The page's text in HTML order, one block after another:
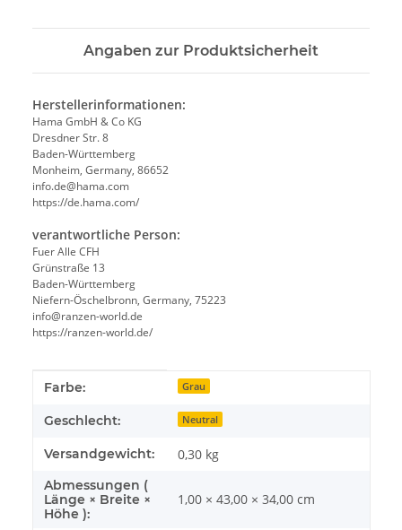
Angaben zur Produktsicherheit
Herstellerinformationen:
Hama GmbH & Co KG
Dresdner Str. 8
Baden-Württemberg
Monheim, Germany, 86652
info.de@hama.com
https://de.hama.com/
verantwortliche Person:
Fuer Alle CFH
Grünstraße 13
Baden-Württemberg
Niefern-Öschelbronn, Germany, 75223
info@ranzen-world.de
https://ranzen-world.de/
Produkteigenschaft
Wert
Farbe: Grau
Geschlecht: Neutral
Versandgewicht: 0,30 kg
Abmessungen (
Länge × Breite ×
Höhe ):
1,00 × 43,00 × 34,00 cm